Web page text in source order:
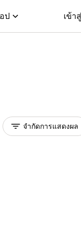
ป เข้า
จำกัดการแสดงผล